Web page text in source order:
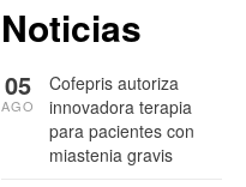
Noticias
Cofepris autoriza
innovadora terapia
para pacientes con
miastenia gravis
05
AGO